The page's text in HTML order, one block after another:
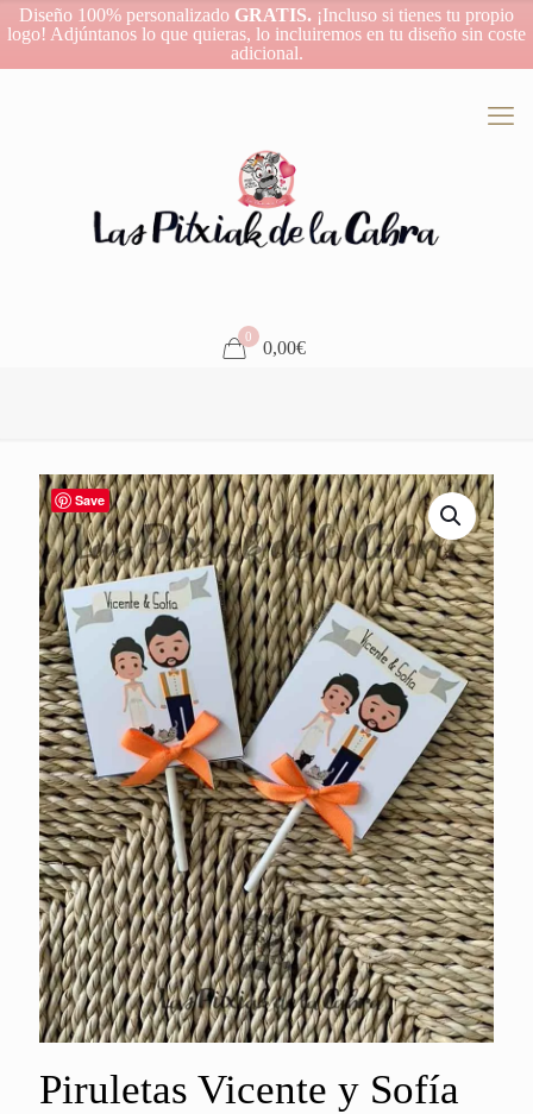
Diseño 100% personalizado GRATIS. ¡Incluso si tienes tu propio
logo! Adjúntanos lo que quieras, lo incluiremos en tu diseño sin coste
adicional.
0
0,00€
Save
Piruletas Vicente y Sofía